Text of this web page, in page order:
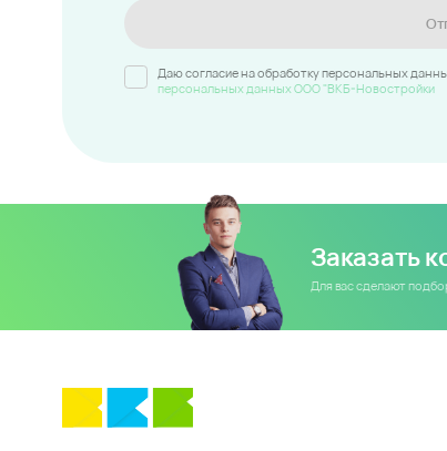
Даю согласие на обработку персональных
персональных данных ООО "ВКБ-Новостройки
Заказать
Для вас сделают